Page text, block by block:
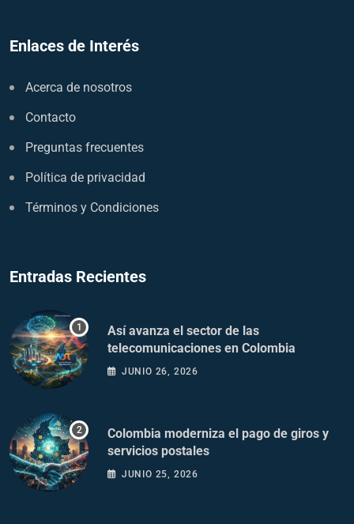
Enlaces de Interés
Acerca de nosotros
Contacto
Preguntas frecuentes
Política de privacidad
Términos y Condiciones
Entradas Recientes
Así avanza el sector de las
telecomunicaciones en Colombia
JUNIO 26, 2026
Colombia moderniza el pago de giros y
servicios postales
JUNIO 25, 2026